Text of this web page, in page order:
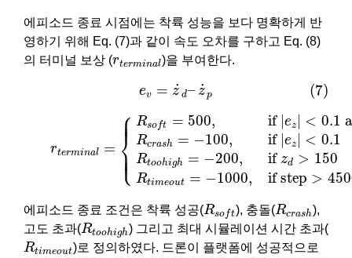
에피소드 종료 시점에는 착륙 성능을 보다 명확하게 반
영하기 위해 Eq. (7)과 같이 속도 오차를 구하고 Eq. (8)
의 터미널 보상 (rterminal
rte m al
)을 부여한다.
ev = ˙
z d– ˙
zp (7)
z –z
rterminal = ⎧
⎪
⎪
⎪
⎨
⎪
⎪ ⎪
⎩
Rsoft = 500, if |ez < 0.1
Rcrash = −100, if |ez < 0.1
Rtoohigh = −200, if zd > 150
Rtimeout = −1000, if step >
oft if|e and v 0.3
에피소드 종료 조건은 착륙 성공(Rsoft
R t), 충돌(Rcrash
Rc sh
),
고도 초과(Rtoohigh
R g h
) 그리고 최대 시뮬레이션 시간 초과(
Rtimeout
R ut
)로 정의하였다. 드론이 플랫폼에 성공적으로